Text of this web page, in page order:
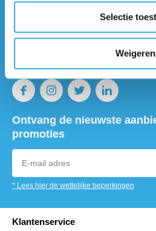
Selectie
Weigeren
Vragen of meer informatie?
klantenservice staat voor je klaar :)
Ontvang de nieuwste
promoties
* Lees hier de wettelijke beperkingen
Klantenservice